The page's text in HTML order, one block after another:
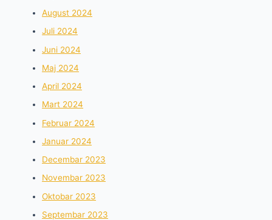
August 2024
Juli 2024
Juni 2024
Maj 2024
April 2024
Mart 2024
Februar 2024
Januar 2024
Decembar 2023
Novembar 2023
Oktobar 2023
Septembar 2023